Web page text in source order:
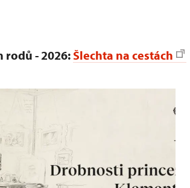
rodů - 2026: Šlechta na cestách